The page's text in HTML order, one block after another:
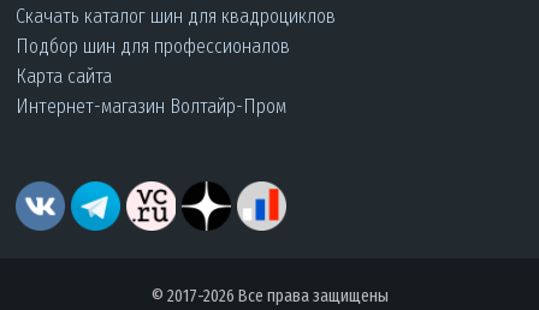
Скачать каталог шин для квадроциклов
Подбор шин для профессионалов
Карта сайта
Интернет-магазин Волтайр-Пром
© 2017-2026 Все права защищены